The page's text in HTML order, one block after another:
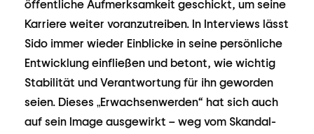
öffentliche Aufmerksamkeit geschickt, um seine
Karriere weiter voranzutreiben. In Interviews lässt
Sido immer wieder Einblicke in seine persönliche
Entwicklung einfließen und betont, wie wichtig
Stabilität und Verantwortung für ihn geworden
seien. Dieses „Erwachsenwerden“ hat sich auch
auf sein Image ausgewirkt – weg vom Skandal-